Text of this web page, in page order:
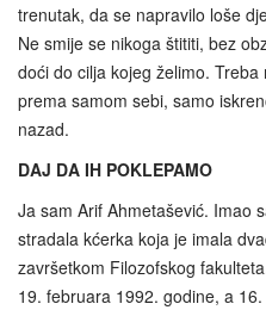
trenutak, da se napravilo loše
Ne smije se nikoga štititi, bez
doći do cilja kojeg želimo.
prema samom sebi, samo
nazad.
DAJ DA IH POKLEPAMO
Ja sam Arif Ahmetašević. Imao
stradala kćerka koja je imala
završetkom Filozofskog
19. februara 1992. godine, a